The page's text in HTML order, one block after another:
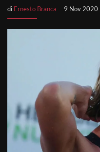
di Ernesto Branca 9 Nov 2020